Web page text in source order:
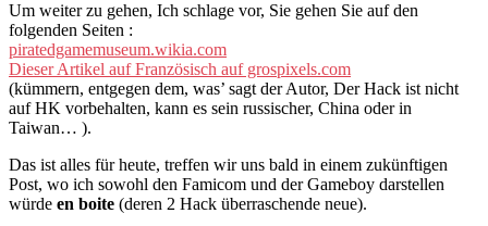
Um weiter zu gehen, Ich schlage vor, Sie gehen Sie auf den
folgenden Seiten :
piratedgamemuseum.wikia.com
Dieser Artikel auf Französisch auf grospixels.com
(kümmern, entgegen dem, was’ sagt der Autor, Der Hack ist nicht
auf HK vorbehalten, kann es sein russischer, China oder in
Taiwan… ).
Das ist alles für heute, treffen wir uns bald in einem zukünftigen
Post, wo ich sowohl den Famicom und der Gameboy darstellen
würde en boite (deren 2 Hack überraschende neue).